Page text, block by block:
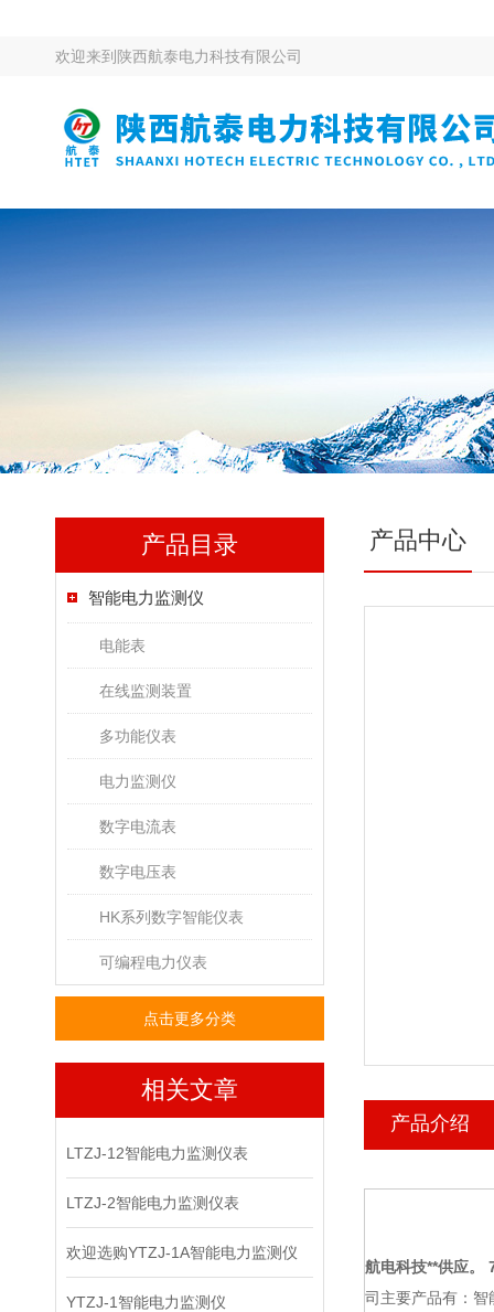
欢迎来到 陕西航泰电力科技有限公司
产品目录
智能电力监测仪
电能表
在线监测装置
多功能仪表
电力监测仪
数字电流表
数字电压表
HK系列数字智能仪表
可编程电力仪表
点击更多分类
相关文章
LTZJ-12智能电力监测仪表
LTZJ-2智能电力监测仪表
欢迎选购YTZJ-1A智能电力监测仪
YTZJ-1智能电力监测仪
产品中心
产品介绍
航电科技**供应。
司主要产品有：智